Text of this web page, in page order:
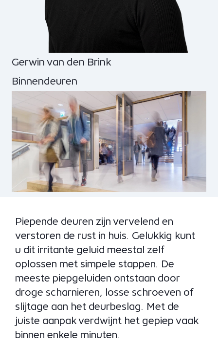
Gerwin van den Brink
Binnendeuren
Piepende deuren zijn vervelend en
verstoren de rust in huis. Gelukkig kunt
u dit irritante geluid meestal zelf
oplossen met simpele stappen. De
meeste piepgeluiden ontstaan door
droge scharnieren, losse schroeven of
slijtage aan het deurbeslag. Met de
juiste aanpak verdwijnt het gepiep vaak
binnen enkele minuten.